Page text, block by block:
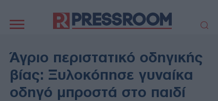
πλοήγηση
ΠΟΛΙΤΙΚΗ
ΤΟΥΡΚΙΑ
ΟΙΚΟΝΟΜΙΑ
ΕΚΚΛΗΣΙΑ
ΑΜΥΝΑ
ΔΙΕΘΝΗ
ΚΥΠΡΟΣ
Άγριο περιστατικό οδηγικής
βίας: Ξυλοκόπησε γυναίκα
οδηγό μπροστά στο παιδί